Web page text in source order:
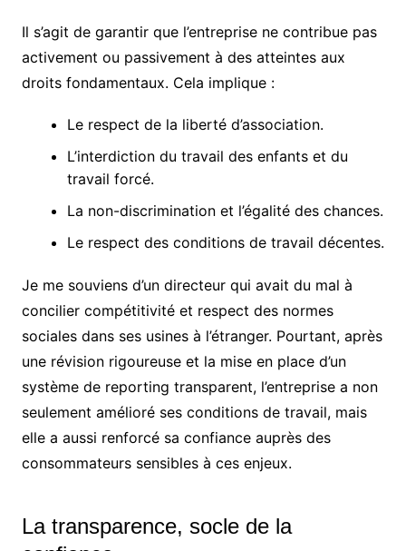
Il s’agit de garantir que l’entreprise ne contribue pas
activement ou passivement à des atteintes aux
droits fondamentaux. Cela implique :
Le respect de la liberté d’association.
L’interdiction du travail des enfants et du
travail forcé.
La non-discrimination et l’égalité des chances.
Le respect des conditions de travail décentes.
Je me souviens d’un directeur qui avait du mal à
concilier compétitivité et respect des normes
sociales dans ses usines à l’étranger. Pourtant, après
une révision rigoureuse et la mise en place d’un
système de reporting transparent, l’entreprise a non
seulement amélioré ses conditions de travail, mais
elle a aussi renforcé sa confiance auprès des
consommateurs sensibles à ces enjeux.
La transparence, socle de la